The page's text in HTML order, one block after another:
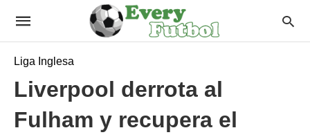
Liga Inglesa
Liverpool derrota al
Fulham y recupera el